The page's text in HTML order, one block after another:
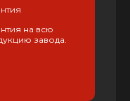
на всю
завода.